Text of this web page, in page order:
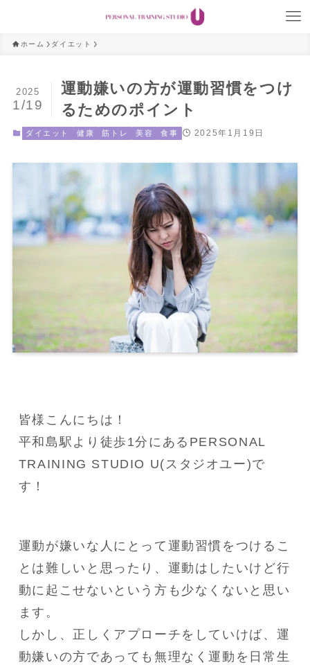
ホーム ダイエット
運動嫌いの方が運動習慣をつけ
るためのポイント
2025
1/19
ダイエット 健康 筋トレ 美容 食事 2025年1月19日
皆様こんにちは！
平和島駅より徒歩1分にあるPERSONAL
TRAINING STUDIO U(スタジオユー)で
す！
運動が嫌いな人にとって運動習慣をつけるこ
とは難しいと思ったり、運動はしたいけど行
動に起こせないという方も少なくないと思い
ます。
しかし、正しくアプローチをしていけば、運
動嫌いの方であっても無理なく運動を日常生